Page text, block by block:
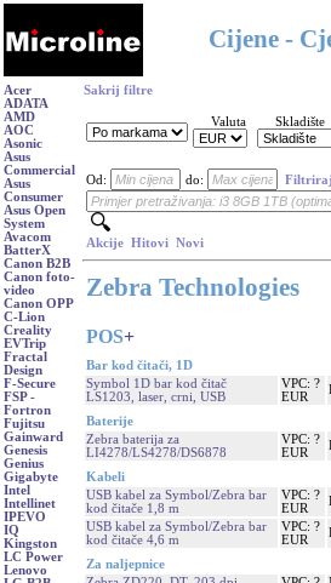
Cijene -
Acer
ADATA
AMD
AOC
Asonic
Asus
Commercial
Asus
Consumer
Asus Open
System
Avacom
BatterX
Canon B2B
Canon foto-
video
Canon OPP
C-Lion
Creality
EVTrip
Fractal
Design
F-Secure
FSP -
Fortron
Fujitsu
Gainward
Genesis
Genius
Gigabyte
Intel
Intellinet
IPEVO
IQ
Kingston
LC Power
Lenovo
Sakrij filtre
Valuta
Skladište
Od: do:
Akcije Hitovi Novi
Zebra Technologies
POS+
Bar kod čitači, 1D
Symbol 1D bar kod čitač
LS1203, laser, crni, USB
VPC: ?
EUR
Baterije
Zebra baterija za
LI4278/LS4278/DS6878
VPC: ?
EUR
Kabeli
USB kabel za Symbol/Zebra bar
kod čitače 1,8 m
VPC: ?
EUR
USB kabel za Symbol/Zebra bar
kod čitače 4,6 m
VPC: ?
EUR
Za naljepnice